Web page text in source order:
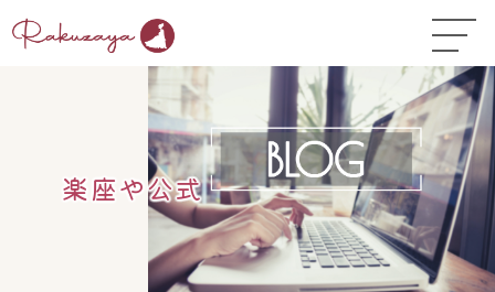
TOP
はじめての方へ
コース料金
よくある質問
お悩み温活ガイド▼
楽座や公式